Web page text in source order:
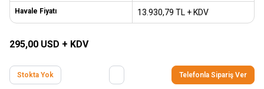
Havale Fiyatı 13.930,79 TL + KDV
295,00 USD + KDV
Stokta Yok Telefonla Sipariş Ver